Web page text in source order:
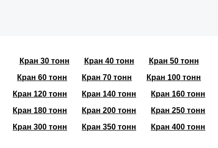
Кран 30 тонн Кран 40 тонн
Кран 50 тонн
Кран 60 тонн
Кран 70 тонн
Кран 100 тонн
Кран 120 тонн
Кран 140 тонн
Кран 160 тонн
Кран 180 тонн
Кран 200 тонн
Кран 250 тонн
Кран 300 тонн
Кран 350 тонн Кран 400 тонн